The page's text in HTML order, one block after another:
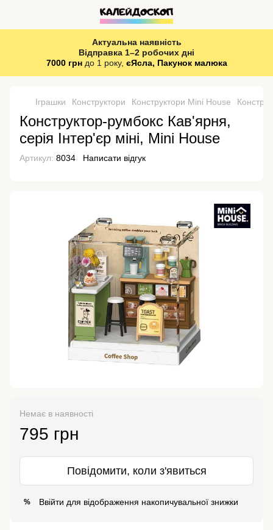
Актуальна наявність
Відправка 1–2 робочих дні
7000 грндо 1 року, єЯсла, Пакунок малюка
Іграшки Конструктори Конструктори Mini House
Конструктор-румбокс Кав'ярня,
серія Інтер'єр міні, Mini House
Артикул: 8034 Написати відгук
Немає в наявності
795 грн
Повідомити, коли з'явиться
% Ввійти для відображення накопичувальної знижки